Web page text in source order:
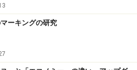
ーキングの研究